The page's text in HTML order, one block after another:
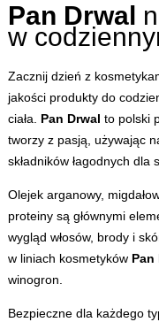
Pan Drwal
w
Zacznij dzień z
jakości produkty do
ciała. Pan Drwal to polski
tworzy z pasją, używając
składników łagodnych dla
Olejek arganowy,
proteiny są głównymi
wygląd włosów, brody i
w liniach kosmetyków Pan
winogron.
Bezpieczne dla każdego